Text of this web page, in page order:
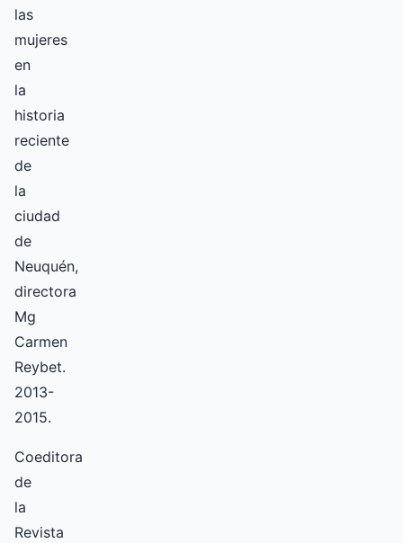
las
mujeres
en
la
historia
reciente
de
la
ciudad
de
Neuquén,
directora
Mg
Carmen
Reybet.
2013-
2015.
Coeditora
de
la
Revista